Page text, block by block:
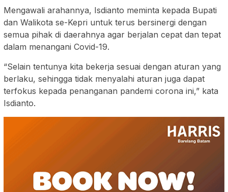
Mengawali arahannya, Isdianto meminta kepada Bupati
dan Walikota se-Kepri untuk terus bersinergi dengan
semua pihak di daerahnya agar berjalan cepat dan tepat
dalam menangani Covid-19.
“Selain tentunya kita bekerja sesuai dengan aturan yang
berlaku, sehingga tidak menyalahi aturan juga dapat
terfokus kepada penanganan pandemi corona ini,” kata
Isdianto.